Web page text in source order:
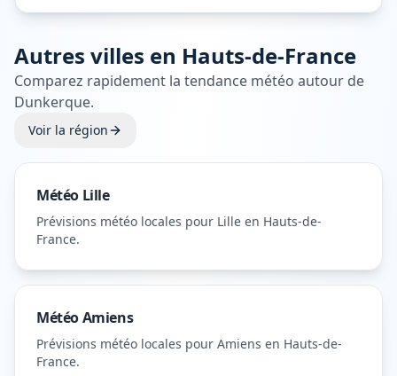
Autres villes en Hauts-de-France
Comparez rapidement la tendance météo autour de
Dunkerque.
Voir la région
Météo Lille
Prévisions météo locales pour Lille en Hauts-de-
France.
MétéoAmiens
Prévisions météo locales pour Amiens en Hauts-de-
France.